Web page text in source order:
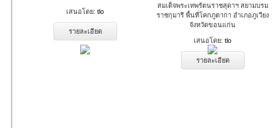
เสนอโดย: tlo
รายละเอียด
สมเด็จพระเทพรัตนราชสุดาฯ สยามบรม
ราชกุมารี พื้นที่โคกภูตากา อำเภอภูเวียง
จังหวัดขอนแก่น
เสนอโดย: tlo
รายละเอียด